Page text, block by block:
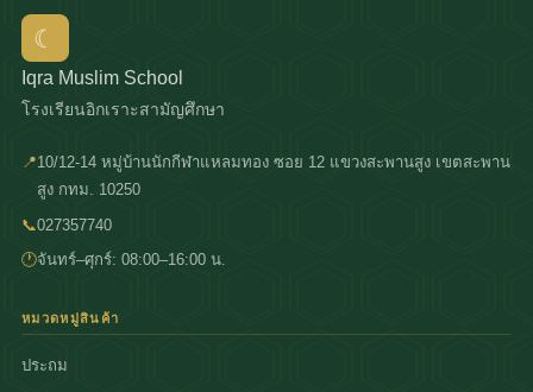
☾
Iqra Muslim School
โรงเรียนอิกเราะสามัญศึกษา
📍10/12-14 หมู่บ้านนักกีฬาแหลมทอง ซอย 12 แขวงสะพานสูง เขตสะพาน
สูง กทม. 10250
📞027357740
🕐จันทร์–ศุกร์: 08:00–16:00 น.
หมวดหมู่สินค้า
ประถม